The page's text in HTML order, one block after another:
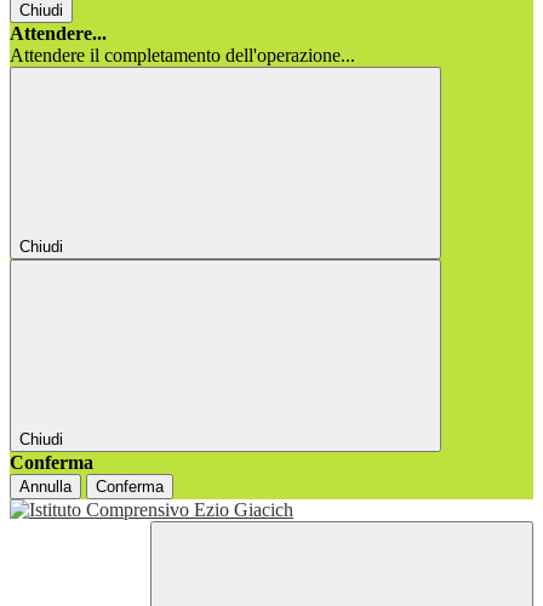
Chiudi
Attendere...
Attendere il completamento dell'operazione...
Chiudi
Chiudi
Conferma
Annulla Conferma